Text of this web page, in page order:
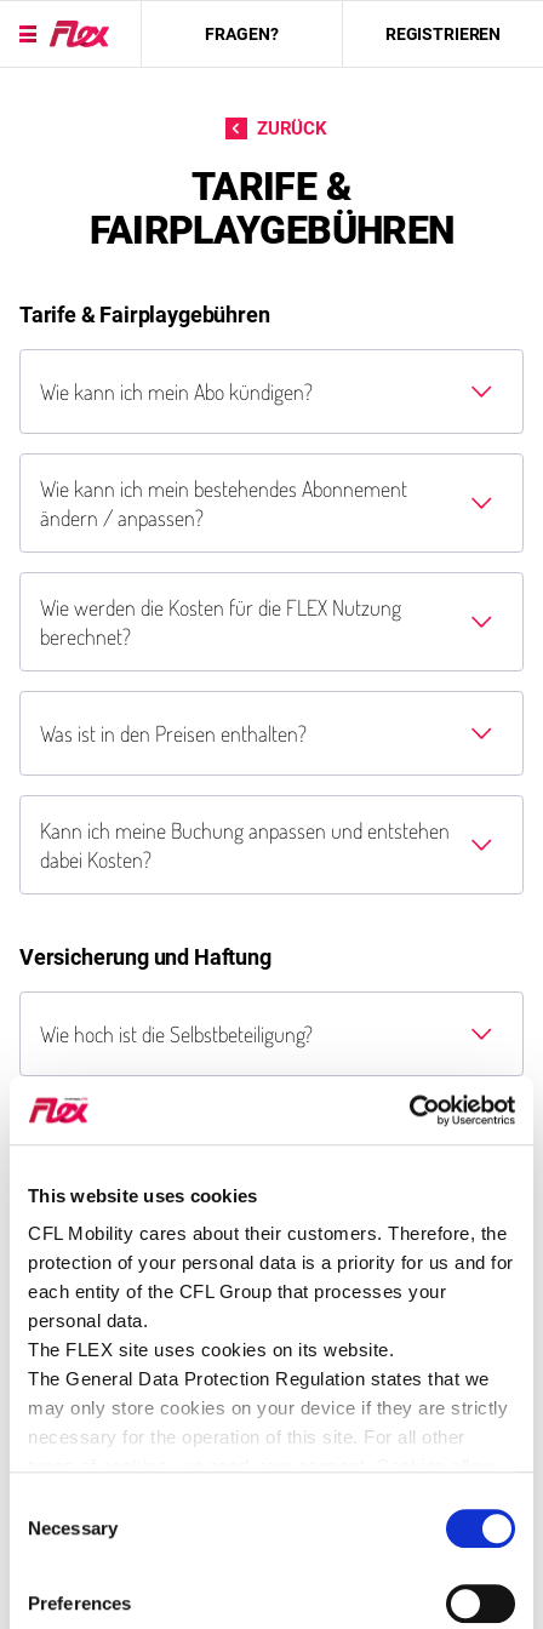
This website uses cookies
CFL Mobility cares about their customers. Therefore, the
protection of your personal data is a priority for us and for
each entity of the CFL Group that processes your
personal data.
The FLEX site uses cookies on its website.
The General Data Protection Regulation states that we
may only store cookies on your device if they are strictly
necessary for the operation of this site. For all other
social media features and analyse our traffic. We use
various service providers who may use cookies, you will
find all the information concerning these cookies by
viewing the details below (legal information).
Selection
Necessary
Preferences
FRAGEN? REGISTRIEREN
ZURÜCK
TARIFE &
FAIRPLAYGEBÜHREN
Tarife & Fairplaygebühren
Wie kann ich mein Abo kündigen?
Wie kann ich mein bestehendes Abonnement
ändern / anpassen?
Wie werden die Kosten für die FLEX Nutzung
berechnet?
Was ist in den Preisen enthalten?
Kann ich meine Buchung anpassen und entstehen
dabei Kosten?
Versicherung und Haftung
Wie hoch ist die Selbstbeteiligung?
GEFUNDEN?
Kontakt per Anruf oder Email
Email:support@​flex.​lu
Per Telefon:+352 2883 3882(24/7)
Für Geschäftsanfragen
ANFRAGE PER E-MAIL SENDEN